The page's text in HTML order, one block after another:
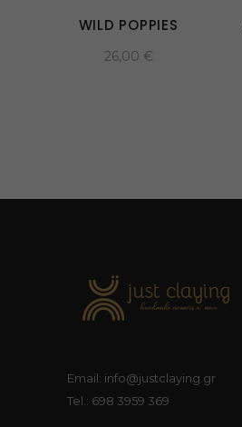
WILD POPPIES
26,00 €
Email: info@justclaying.gr
Tel.: 698 3959 369